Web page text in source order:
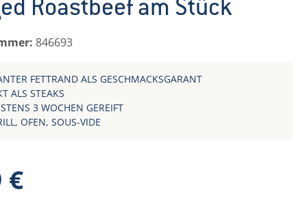
Roastbeef am Stück
846693
FETTRAND ALS GESCHMACKSGARANT
ALS STEAKS
3 WOCHEN GEREIFT
OFEN, SOUS-VIDE
€